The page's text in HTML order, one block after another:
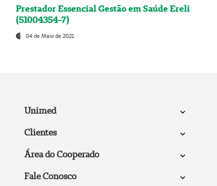
Prestador Essencial Gestão em Saúde Ereli
(51004354-7)
04 de Maio de 2021
Unimed
Clientes
Área do Cooperado
Fale Conosco